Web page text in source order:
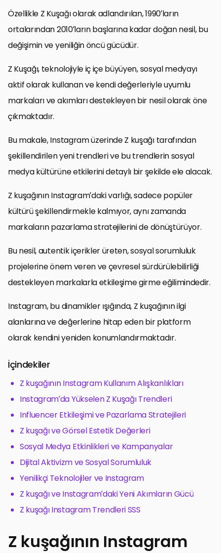
Özellikle Z Kuşağı olarak adlandırılan, 1990’ların
ortalarından 2010’ların başlarına kadar doğan nesil, bu
değişimin ve yeniliğin öncü gücüdür.
Z Kuşağı, teknolojiyle iç içe büyüyen, sosyal medyayı
aktif olarak kullanan ve kendi değerleriyle uyumlu
markaları ve akımları destekleyen bir nesil olarak öne
çıkmaktadır.
Bu makale, Instagram üzerinde Z kuşağı tarafından
şekillendirilen yeni trendleri ve bu trendlerin sosyal
medya kültürüne etkilerini detaylı bir şekilde ele alacak.
Z kuşağının Instagram’daki varlığı, sadece popüler
kültürü şekillendirmekle kalmıyor, aynı zamanda
markaların pazarlama stratejilerini de dönüştürüyor.
Bu nesil, autentik içerikler üreten, sosyal sorumluluk
projelerine önem veren ve çevresel sürdürülebilirliği
destekleyen markalarla etkileşime girme eğilimindedir.
Instagram, bu dinamikler ışığında, Z kuşağının ilgi
alanlarına ve değerlerine hitap eden bir platform
olarak kendini yeniden konumlandırmaktadır.
İçindekiler
Z kuşağının Instagram Kullanım Alışkanlıkları
Instagram’da Yükselen Z Kuşağı Trendleri
Influencer Etkileşimi ve Pazarlama Stratejileri
Z kuşağı ve Görsel Estetik Değerleri
Sosyal Medya Etkinlikleri ve Kampanyalar
Dijital Aktivizm ve Sosyal Sorumluluk
Yenilikçi Teknolojiler ve Instagram
Z kuşağı ve Instagram’daki Yeni Akımların Gücü
Z kuşağı Instagram Trendleri SSS
Z kuşağının Instagram